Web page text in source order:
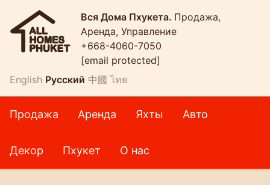
Вся Дома Пхукета. Продажа,
Аренда, Управление
+668-4060-7050
[email protected]
English Русский 中國 ไทย
Продажа Аренда Яхты Авто
Декор Пхукет О нас